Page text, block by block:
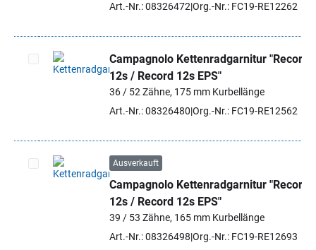
Art.-Nr.: 08326472 Org.-Nr.: FC19-RE12262
Artikel auswählen
Campagnolo Kettenradgarnitur "Record
12s / Record 12s EPS"
36 / 52 Zähne, 175 mm Kurbellänge
Art.-Nr.: 08326480 Org.-Nr.: FC19-RE12562
Artikel auswählen
Ausverkauft
Campagnolo Kettenradgarnitur "Record
12s / Record 12s EPS"
39 / 53 Zähne, 165 mm Kurbellänge
Art.-Nr.: 08326498 Org.-Nr.: FC19-RE12693